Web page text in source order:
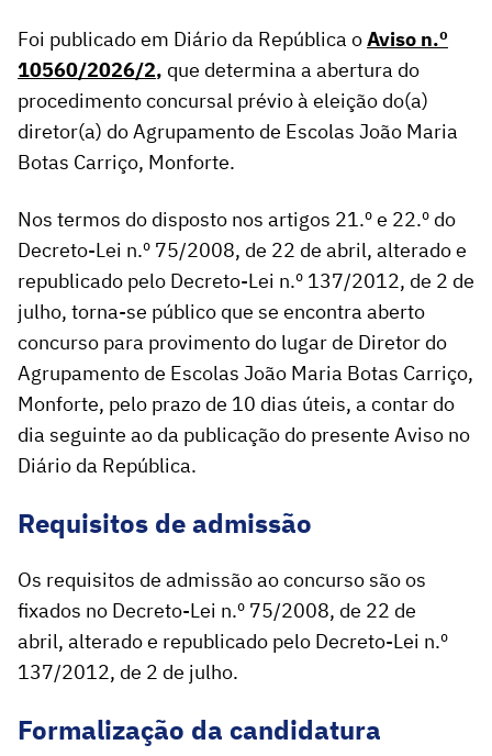
Foi publicado em Diário da República oAviso n.º
10560/2026/2, que determina a abertura do
procedimento concursal prévio à eleição do(a)
diretor(a) do Agrupamento de Escolas João Maria
Botas Carriço, Monforte.
Nos termos do disposto nos artigos 21.º e 22.º do
Decreto-Lei n.º 75/2008, de 22 de abril, alterado e
republicado pelo Decreto-Lei n.º 137/2012, de 2 de
julho, torna-se público que se encontra aberto
concurso para provimento do lugar de Diretor do
Agrupamento de Escolas João Maria Botas Carriço,
Monforte, pelo prazo de 10 dias úteis, a contar do
dia seguinte ao da publicação do presente Aviso no
Diário da República.
Requisitos de admissão
Os requisitos de admissão ao concurso são os
fixados no Decreto-Lei n.º 75/2008, de 22 de
abril, alterado e republicado pelo Decreto-Lei n.º
137/2012, de 2 de julho.
Formalização da candidatura